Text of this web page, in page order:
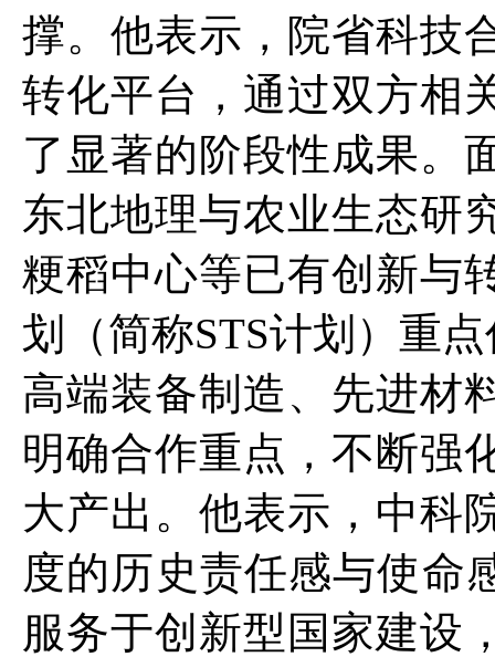
撑。他表示，院省科技
转化平台，通过双方相
了显著的阶段性成果。
东北地理与农业生态研
粳稻中心等已有创新与
划（简称STS计划）重
高端装备制造、先进材
明确合作重点，不断强
大产出。他表示，中科
度的历史责任感与使命
服务于创新型国家建设